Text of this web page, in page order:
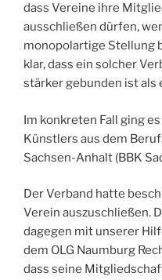
dass Vereine ihre
ausschließen dürfen,
monopolartige Stellung
klar, dass ein solcher
stärker gebunden ist als
Im konkreten Fall ging
Künstlers aus dem
Sachsen-Anhalt (BBK
Der Verband hatte
Verein auszuschließen.
dagegen mit unserer
dem OLG Naumburg
dass seine